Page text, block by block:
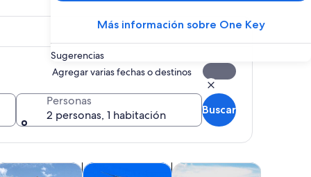
Más información sobre One Key
Sugerencias
Agregar varias fechas o destinos
Personas
2 personas, 1 habitación
Buscar
pestaña
Se abrirá en una nueva pestaña
y actividades al aire libre Se abrirá en una nueva
Tours acuáticos y crucerosSe abrirá en una
Tours aéreos, en